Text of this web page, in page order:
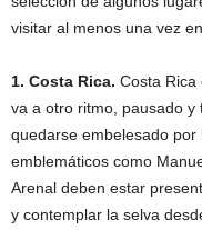
visitar al menos una vez
1. Costa Rica. Costa Rica
va a otro ritmo, pausado y
quedarse embelesado
emblemáticos como
Arenal deben estar
y contemplar la selva